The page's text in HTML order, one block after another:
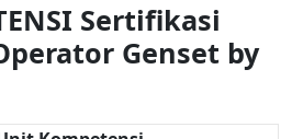
Sertifikasi
Genset by